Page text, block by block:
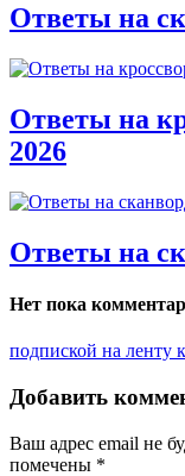
Ответы на
Ответы на
2026
Ответы на
Нет пока
подпиской на ленту
Добавить
Ваш адрес email не
помечены *